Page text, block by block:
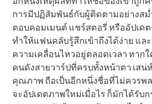
การมีปฏิสัมพันธ์กับผู้ติดตามอย่างสม่
ตอบคอมเมนต์ แชร์สตอรี่ หรืออัปเด
ทำให้แฟนคลับรู้สึกเข้าถึงได้ง่าย แล
ความเคลื่อนไหวอยู่ตลอดเวลา หาก
คนดังสายวาร์ปที่ครบทั้งหน้าตา เสน่
คุณภาพ ถือเป็นอีกหนึ่งชื่อที่ไม่ควรพล
จะอัปเดตภาพใหม่เมื่อไร ก็มักได้รับ